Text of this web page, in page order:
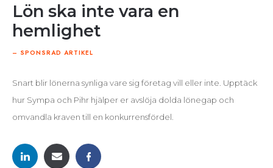
Lön ska inte vara en
hemlighet
– SPONSRAD ARTIKEL
Snart blir lönerna synliga vare sig företag vill eller inte. Upptäck
hur Sympa och Pihr hjälper er avslöja dolda lönegap och
omvandla kraven till en konkurrensfördel.